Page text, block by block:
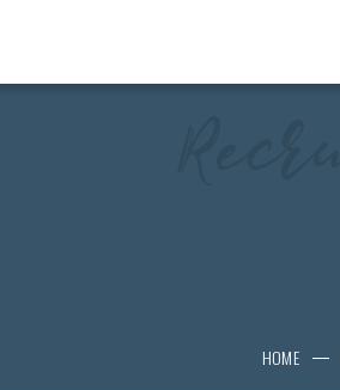
HOME